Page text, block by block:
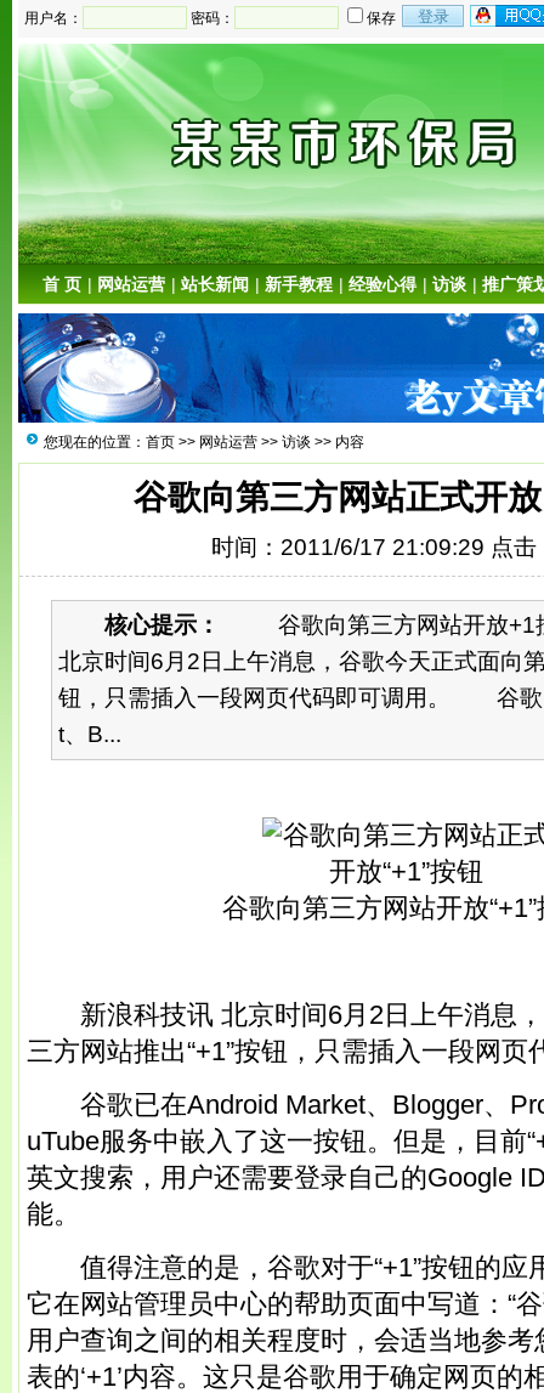
用户名： 密码： 保存
首 页 | 网站运营 |站长新闻 | 新手教程 | 经验心得 | 访谈 | 推广策
您现在的位置： 首页 >> 网站运营 >> 访谈 >> 内容
谷歌向第三方网站正式开
时间：2011/6/17 21:09:29 点击
核心提示：
谷歌向第三方网站开放
北京时间6月2日上午消息，谷歌今天正式面向
钮，只需插入一段网页代码即可调用。 谷歌
t、B...
谷歌向第三方网站开放
新浪科技讯 北京时间6月2日上午消息，
三方网站推出“+1”按钮，只需插入一段网页
谷歌已在Android Market、Blogger、
uTube服务中嵌入了这一按钮。但是，目前
英文搜索，用户还需要登录自己的Google
能。
值得注意的是，谷歌对于“+1”按钮的应
它在网站管理员中心的帮助页面中写道：“
用户查询之间的相关程度时，会适当地参
表的‘+1’内容。这只是谷歌用于确定网页的